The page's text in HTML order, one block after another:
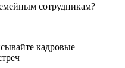
сотрудникам?
кадровые